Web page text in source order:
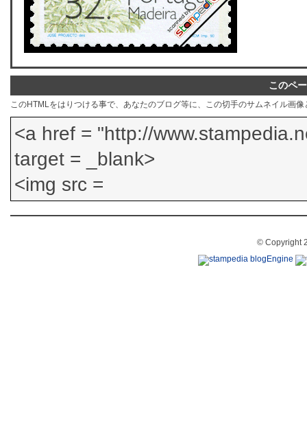
このペ
このHTMLをはりつける事で、あなたのブログ等に、この切手のサムネイル画
© Copyright